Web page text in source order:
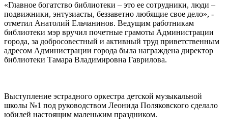
«Главное богатство библиотеки – это ее сотрудники, люди –
подвижники, энтузиасты, беззаветно любящие свое дело», -
отметил Анатолий Ельчанинов. Ведущим работникам
библиотеки мэр вручил почетные грамоты Администрации
города, за добросовестный и активный труд приветственным
адресом Администрации города была награждена директор
библиотеки Тамара Владимировна Гаврилова.
Выступление эстрадного оркестра детской музыкальной
школы №1 под руководством Леонида Поляковского сделало
юбилей настоящим маленьким праздником.